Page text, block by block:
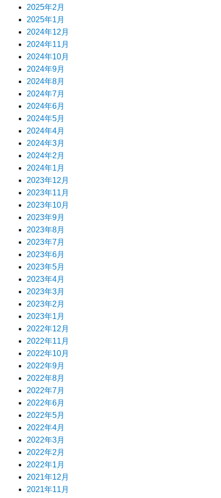
2025年2月
2025年1月
2024年12月
2024年11月
2024年10月
2024年9月
2024年8月
2024年7月
2024年6月
2024年5月
2024年4月
2024年3月
2024年2月
2024年1月
2023年12月
2023年11月
2023年10月
2023年9月
2023年8月
2023年7月
2023年6月
2023年5月
2023年4月
2023年3月
2023年2月
2023年1月
2022年12月
2022年11月
2022年10月
2022年9月
2022年8月
2022年7月
2022年6月
2022年5月
2022年4月
2022年3月
2022年2月
2022年1月
2021年12月
2021年11月